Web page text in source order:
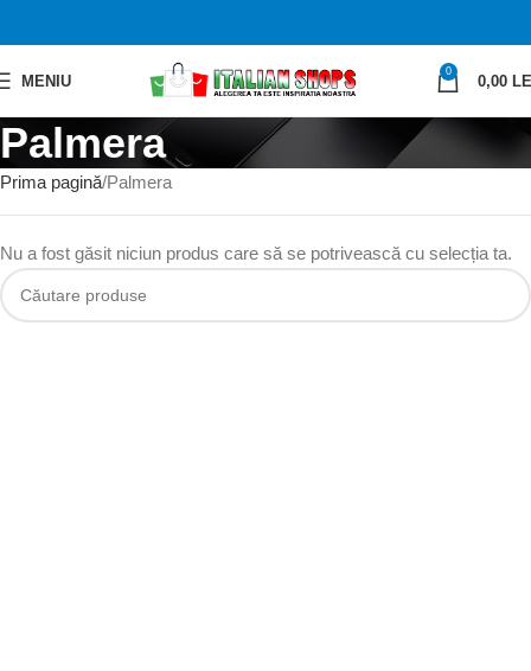
MENIU
0
0,00
Palmera
Prima pagină Palmera
Nu a fost găsit niciun produs care să se potrivească cu selecția ta.